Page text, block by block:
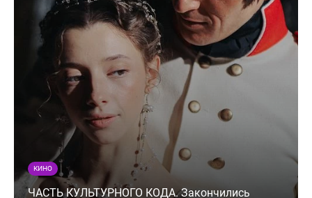
КИНО
ЧАСТЬ КУЛЬТУРНОГО КОДА. Закончились